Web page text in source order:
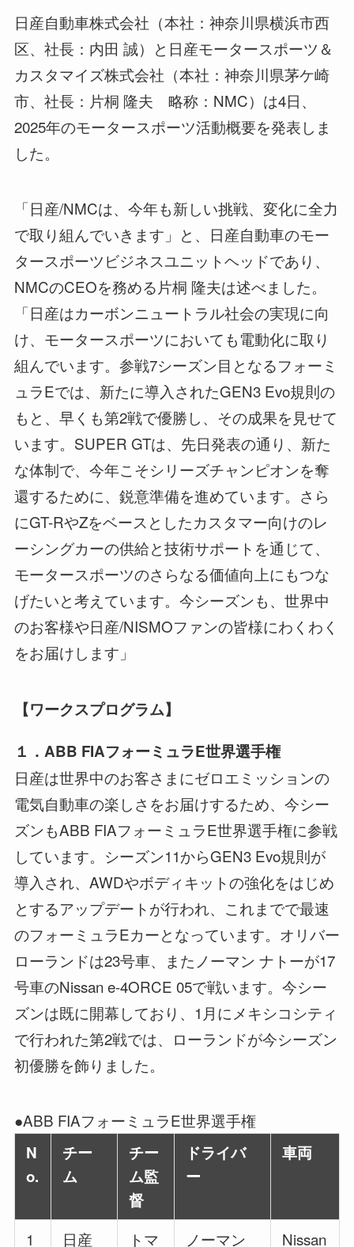
日産自動車株式会社（本社：神奈川県横浜市西
区、社長：内田 誠）と日産モータースポーツ＆
カスタマイズ株式会社（本社：神奈川県茅ケ崎
市、社長：片桐 隆夫 略称：NMC）は4日、
2025年のモータースポーツ活動概要を発表しま
した。
「日産/NMCは、今年も新しい挑戦、変化に全力
で取り組んでいきます」と、日産自動車のモー
タースポーツビジネスユニットヘッドであり、
NMCのCEOを務める片桐 隆夫は述べました。
「日産はカーボンニュートラル社会の実現に向
け、モータースポーツにおいても電動化に取り
組んでいます。参戦7シーズン目となるフォーミ
ュラEでは、新たに導入されたGEN3 Evo規則の
もと、早くも第2戦で優勝し、その成果を見せて
います。SUPER GTは、先日発表の通り、新た
な体制で、今年こそシリーズチャンピオンを奪
還するために、鋭意準備を進めています。さら
にGT-RやZをベースとしたカスタマー向けのレ
ーシングカーの供給と技術サポートを通じて、
モータースポーツのさらなる価値向上にもつな
げたいと考えています。今シーズンも、世界中
のお客様や日産/NISMOファンの皆様にわくわく
をお届けします」
【ワークスプログラム】
１．ABB FIAフォーミュラE世界選手権
日産は世界中のお客さまにゼロエミッションの
電気自動車の楽しさをお届けするため、今シー
ズンもABB FIAフォーミュラE世界選手権に参戦
しています。シーズン11からGEN3 Evo規則が
導入され、AWDやボディキットの強化をはじめ
とするアップデートが行われ、これまでで最速
のフォーミュラEカーとなっています。オリバー
ローランドは23号車、またノーマン ナトーが17
号車のNissan e-4ORCE 05で戦います。今シー
ズンは既に開幕しており、1月にメキシコシティ
で行われた第2戦では、ローランドが今シーズン
初優勝を飾りました。
●ABB FIAフォーミュラE世界選手権
N
o.
チー
ム
チー
ム監
督
ドライバ
ー
車両
1 日産 トマ ノーマン Nissan